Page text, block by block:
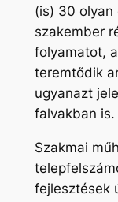
(is) 30 olyan
szakember
folyamatot,
teremtődik
ugyanazt
falvakban is.
Szakmai
fejlesztések